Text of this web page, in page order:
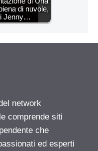
di nuvole,
Jenny…
network
comprende siti
che
ed esperti